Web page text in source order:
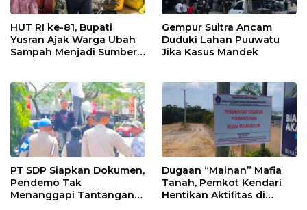
HUT RI ke-81, Bupati
Yusran Ajak Warga Ubah
Sampah Menjadi Sumber
Gempur Sultra Ancam
Duduki Lahan Puuwatu
Jika Kasus Mandek
PT SDP Siapkan Dokumen,
Pendemo Tak
Menanggapi Tantangan
Dugaan “Mainan” Mafia
Tanah, Pemkot Kendari
Hentikan Aktifitas di